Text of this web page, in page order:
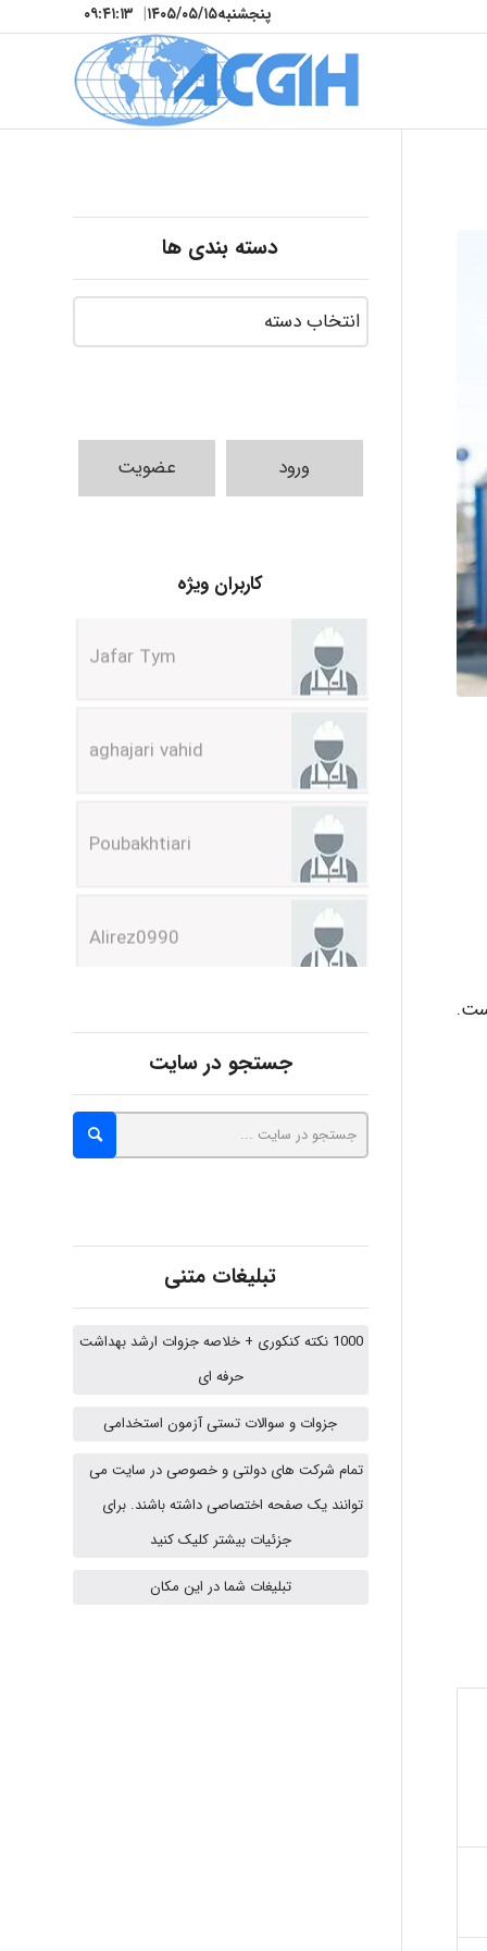
پنجشنبه۱۴۰۵/۰۵/۱۵| ۰۹:۴۱:۱۵
دسته بندی ها
ورود عضویت
کاربران ویژه
aghajari vahid
Poubakhtiari
Alirez0990
hosein abdolvand
Kati
emami
Chehri
Jafar Tym
aghajari vahid
جستجو در سایت
تبلیغات متنی
1000 نکته کنکوری + خلاصه جزوات ارشد بهداشت
حرفه ای
جزوات و سوالات تستی آزمون استخدامی
تمام شرکت های دولتی و خصوصی در سایت می
توانند یک صفحه اختصاصی داشته باشند. برای
جزئیات بیشتر کلیک کنید
تبلیغات شما در این مکان